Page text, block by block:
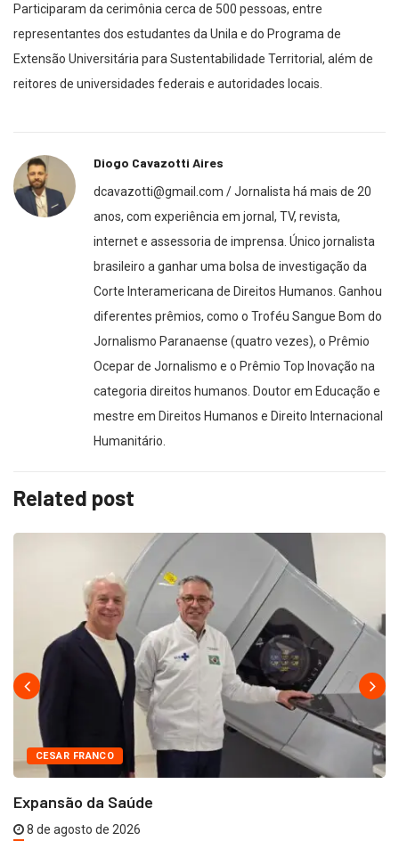
Participaram da cerimônia cerca de 500 pessoas, entre
representantes dos estudantes da Unila e do Programa de
Extensão Universitária para Sustentabilidade Territorial, além de
reitores de universidades federais e autoridades locais.
Diogo Cavazotti Aires
dcavazotti@gmail.com / Jornalista há mais de 20
anos, com experiência em jornal, TV, revista,
internet e assessoria de imprensa. Único jornalista
brasileiro a ganhar uma bolsa de investigação da
Corte Interamericana de Direitos Humanos. Ganhou
diferentes prêmios, como o Troféu Sangue Bom do
Jornalismo Paranaense (quatro vezes), o Prêmio
Ocepar de Jornalismo e o Prêmio Top Inovação na
categoria direitos humanos. Doutor em Educação e
mestre em Direitos Humanos e Direito Internacional
Humanitário.
Related post
CESAR FRANCO
Expansão da Saúde
8 de agosto de 2026